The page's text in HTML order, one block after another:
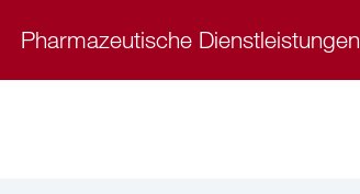
Pharmazeutische Dienstleistungen